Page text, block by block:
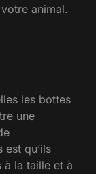
animal.
les bottes
une
est qu’ils
à la taille et à